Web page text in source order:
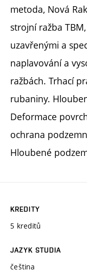
metoda, Nová
strojní ražba
uzavřenými a
naplavování a
ražbách. Trhací
rubaniny.
Deformace
ochrana
Hloubené
KREDITY
5 kreditů
JAZYK STUDIA
čeština